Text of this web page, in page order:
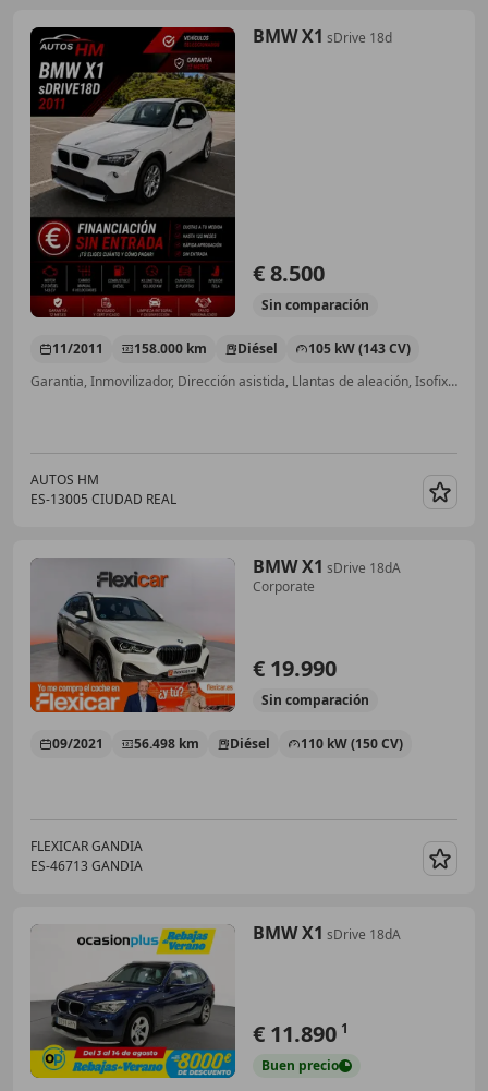
BMW X1 sDrive 18d
€ 8.500
Sin comparación
11/2011 158.000 km Diésel
105 kW (143 CV)
Garantia, Inmovilizador, Dirección asistida, Llantas de aleación, Isofix, Airbags laterales, Baca, Airbag trasero
AUTOS HM
ES-13005 CIUDAD REAL
BMW X1 sDrive 18dA
Corporate
€ 19.990
Sin comparación
09/2021 56.498 km Diésel 110 kW (150 CV)
FLEXICAR GANDIA
ES-46713 GANDIA
BMW X1 sDrive 18dA
€ 11.890 1
Buen precio